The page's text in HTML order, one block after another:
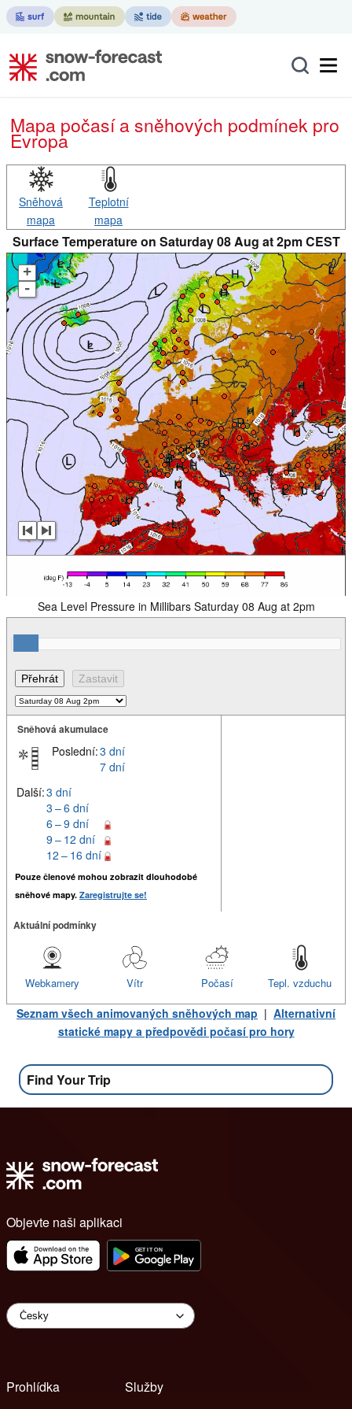
Mapa počasí a sněhových podmínek pro
Evropa
Sněhová
mapa
Teplotní
mapa
Surface Temperature on Saturday 08 Aug at 2pm CEST
+
-
Sea Level Pressure in Millibars Saturday 08 Aug at 2pm
Sněhová akumulace
Poslední:3 dní
7 dní
Další:3 dní
3 – 6 dní
6 – 9 dní
9 – 12 dní
12 – 16 dní
Pouze členové mohou zobrazit dlouhodobé
sněhové mapy. Zaregistrujte se!
Aktuální podmínky
Tepl. vzduchu
Počasí
Vítr
Webkamery
Seznam všech animovaných sněhových map | Alternativní
statické mapy a předpovědi počasí pro hory
Find Your Trip
Objevte naši aplikaci
Prohlídka
Služby